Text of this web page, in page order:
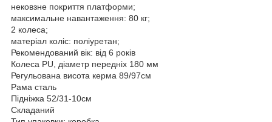
нековзне покриття платформи;
максимальне навантаження: 80 кг;
2 колеса;
матеріал коліс: поліуретан;
Рекомендований вік: від 6 років
Колеса PU, діаметр передніх 180 мм
Регульована висота керма 89/97см
Рама сталь
Підніжка 52/31-10см
Складаний